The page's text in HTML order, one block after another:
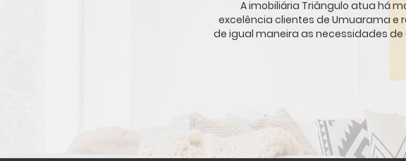
A imobiliária Triângulo atua há
excelência clientes de Umuarama
de igual maneira as necessidades